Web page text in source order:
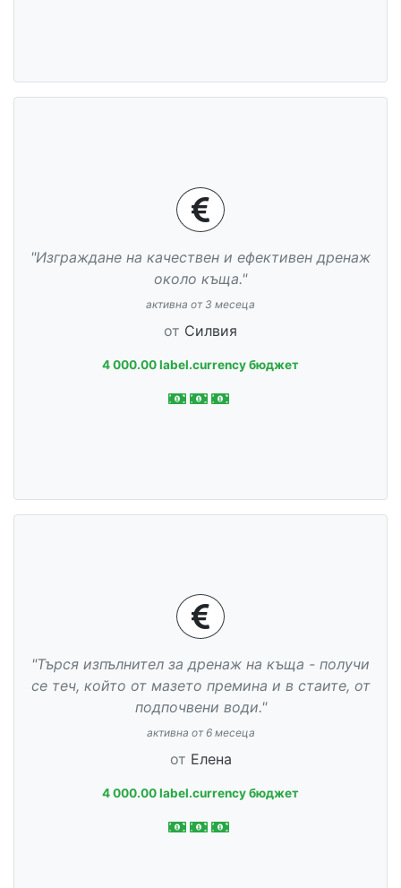
"Изграждане на качествен и ефективен дренаж
около къща."
активна от 3 месеца
от Силвия
4 000.00 label.currency бюджет
"Търся изпълнител за дренаж на къща - получи
се теч, който от мазето премина и в стаите, от
подпочвени води."
активна от 6 месеца
от Елена
4 000.00 label.currency бюджет